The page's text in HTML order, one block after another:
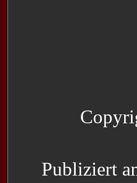
Publiziert